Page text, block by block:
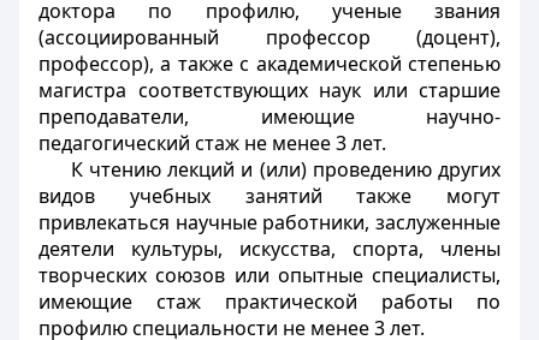
доктора по профилю, ученые звания
(ассоциированный профессор (доцент),
профессор), а также с академической степенью
магистра соответствующих наук или старшие
преподаватели, имеющие научно-
педагогический стаж не менее 3 лет.
К чтению лекций и (или) проведению других
видов учебных занятий также могут
привлекаться научные работники, заслуженные
деятели культуры, искусства, спорта, члены
творческих союзов или опытные специалисты,
имеющие стаж практической работы по
профилю специальности не менее 3 лет.